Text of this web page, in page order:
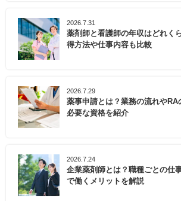
2026.7.31
薬剤師と看護師の年収はどれく
得方法や仕事内容も比較
2026.7.29
薬事申請とは？業務の流れやRA
必要な資格を紹介
2026.7.24
企業薬剤師とは？職種ごとの仕
で働くメリットを解説